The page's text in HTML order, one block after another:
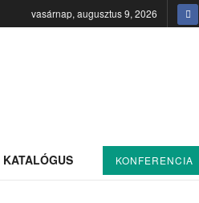
vasárnap, augusztus 9, 2026
KATALÓGUS KONFERENCIA